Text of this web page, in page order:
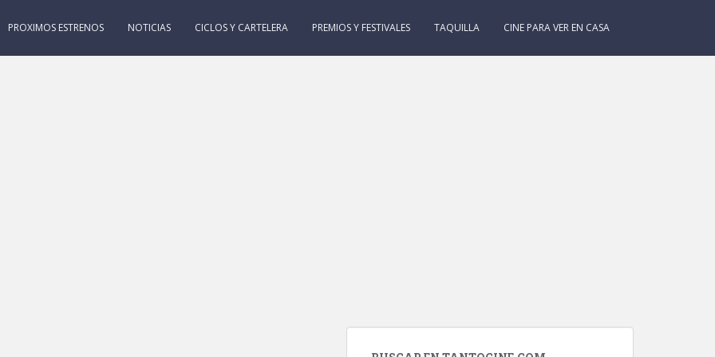
PROXIMOS ESTRENOS NOTICIAS CICLOS Y CARTELERA PREMIOS Y FESTIVALES TAQUILLA CINE PARA VER EN CASA